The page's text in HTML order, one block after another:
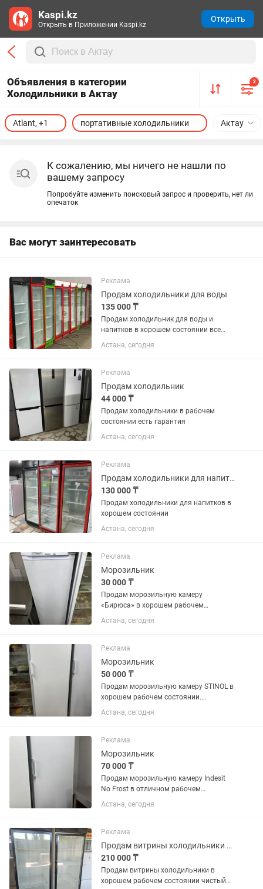
Объявления в категории
Холодильники в Актау
2
Актау
Atlant, +1 портативные холодильники
К сожалению, мы ничего не нашли по
вашему запросу
Попробуйте изменить поисковый запрос и проверить, нет ли
опечаток
Вас могут заинтересовать
Реклама
Продам холодильники для воды
135 000 ₸
Продам холодильник для воды и
напитков в хорошем состоянии все
работает без дефектов
Астана, сегодня
Реклама
Продам холодильник
44 000 ₸
Продам холодильники в рабочем
состоянии есть гарантия
Астана, сегодня
Реклама
Продам холодильники для напитков в хорошем состоянии
130 000 ₸
Продам холодильники для напитков в
хорошем состоянии
Астана, сегодня
Реклама
Морозильник
30 000 ₸
Продам морозильную камеру
«Бирюса» в хорошем рабочем
состоянии. Полностью исправна,
отлично морозит, работает без
наличии. Подходит для дома,
магазина, кафе или...
Астана, сегодня
Реклама
Морозильник
50 000 ₸
Продам морозильную камеру STINOL в
хорошем рабочем состоянии.
Полностью исправна, отлично
морозит, работает тихо. Все полки и
дома, магазина или дачи.
Производитель:...
Астана, сегодня
Реклама
Морозильник
70 000 ₸
Продам морозильную камеру Indesit
No Frost в отличном рабочем
состоянии. Полностью исправна,
хорошо морозит, работает тихо.
требуется. Чистая, без посторонних...
Астана, сегодня
Реклама
Продам витрины холодильники в хорошем рабочем состоянии чистый
210 000 ₸
Продам витрины холодильники в
хорошем рабочем состоянии чистый
Kaspi.kz
Открыть в Приложении Kaspi.kz
Открыть